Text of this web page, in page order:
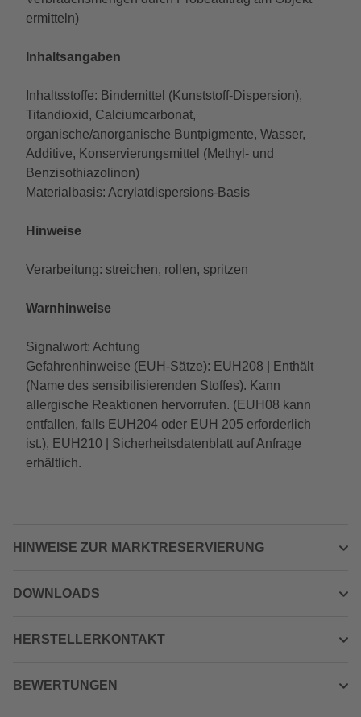
ermitteln)
Inhaltsangaben
Inhaltsstoffe: Bindemittel (Kunststoff-Dispersion),
Titandioxid, Calciumcarbonat,
organische/anorganische Buntpigmente, Wasser,
Additive, Konservierungsmittel (Methyl- und
Benzisothiazolinon)
Materialbasis: Acrylatdispersions-Basis
Hinweise
Verarbeitung: streichen, rollen, spritzen
Warnhinweise
Signalwort: Achtung
Gefahrenhinweise (EUH-Sätze): EUH208 | Enthält
(Name des sensibilisierenden Stoffes). Kann
allergische Reaktionen hervorrufen. (EUH08 kann
entfallen, falls EUH204 oder EUH 205 erforderlich
ist.), EUH210 | Sicherheitsdatenblatt auf Anfrage
erhältlich.
HINWEISE ZUR MARKTRESERVIERUNG
DOWNLOADS
HERSTELLERKONTAKT
BEWERTUNGEN